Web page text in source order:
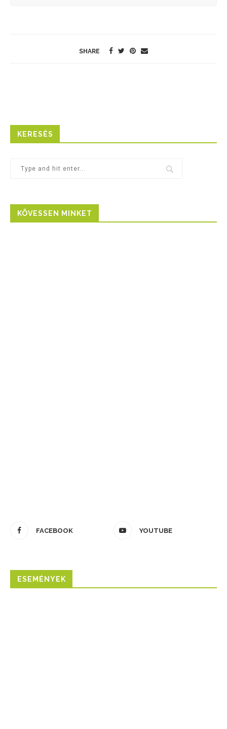
SHARE
KERESÉS
KÖVESSEN MINKET
FACEBOOK YOUTUBE
ESEMÉNYEK